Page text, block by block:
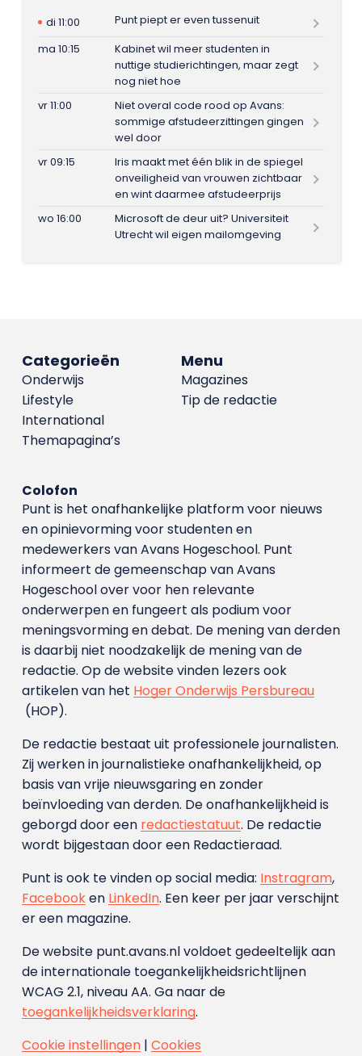
di 11:00
Punt piept er even tussenuit
ma 10:15
Kabinet wil meer studenten in
nuttige studierichtingen, maar zegt
nog niet hoe
vr 11:00
Niet overal code rood op Avans:
sommige afstudeerzittingen gingen
wel door
vr 09:15
Iris maakt met één blik in de spiegel
onveiligheid van vrouwen zichtbaar
en wint daarmee afstudeerprijs
wo 16:00
Microsoft de deur uit? Universiteit
Utrecht wil eigen mailomgeving
Menu
Magazines
Tip de redactie
Categorieën
Onderwijs
Lifestyle
International
Themapagina’s
Colofon
Punt is het onafhankelijke platform voor nieuws
en opinievorming voor studenten en
medewerkers van Avans Hoge­school. Punt
informeert de gemeenschap van Avans
Hogeschool over voor hen relevante
onderwerpen en fungeert als podium voor
meningsvorming en debat. De mening van derden
is daarbij niet noodzakelijk de mening van de
redactie. Op de website vinden lezers ook
artikelen van het Hoger Onderwijs Persbureau
(HOP).
De redactie bestaat uit professionele journalisten.
Zij werken in journalistieke onafhankelijkheid, op
basis van vrije nieuwsgaring en zonder
beïnvloeding van derden. De onafhankelijkheid is
geborgd door een redactiestatuut. De redactie
wordt bijgestaan door een Redactieraad.
Punt is ook te vinden op social media: Instragram,
Facebooken LinkedIn. Een keer per jaar verschijnt
er een magazine.
De website punt.avans.nl voldoet gedeeltelijk aan
de internationale toegankelijkheidsrichtlijnen
WCAG 2.1, niveau AA. Ga naar de
toegankelijkheidsverklaring.
Cookie instellingen| Cookies